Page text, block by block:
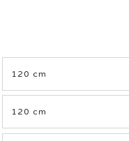
120 cm
120 cm